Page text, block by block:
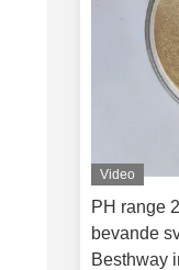
Video
PH range
bevande
Besthway